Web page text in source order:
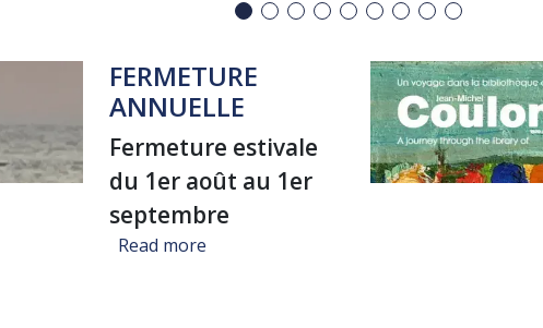
FERMETURE
ANNUELLE
Fermeture estivale
du 1er août au 1er
septembre
Read moreabout FERMETURE ANNUELLE